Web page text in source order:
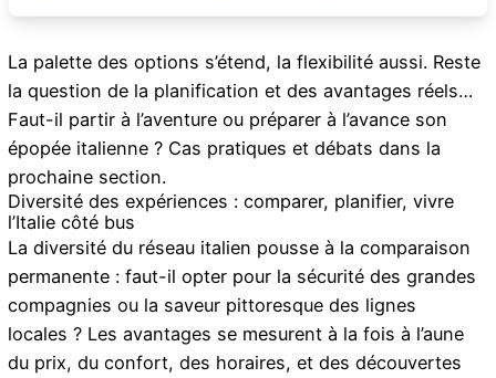
La palette des options s’étend, la flexibilité aussi. Reste
la question de la planification et des avantages réels…
Faut-il partir à l’aventure ou préparer à l’avance son
épopée italienne ? Cas pratiques et débats dans la
prochaine section.
Diversité des expériences : comparer, planifier, vivre
l’Italie côté bus
La diversité du réseau italien pousse à la comparaison
permanente : faut-il opter pour la sécurité des grandes
compagnies ou la saveur pittoresque des lignes
locales ? Les avantages se mesurent à la fois à l’aune
du prix, du confort, des horaires, et des découvertes